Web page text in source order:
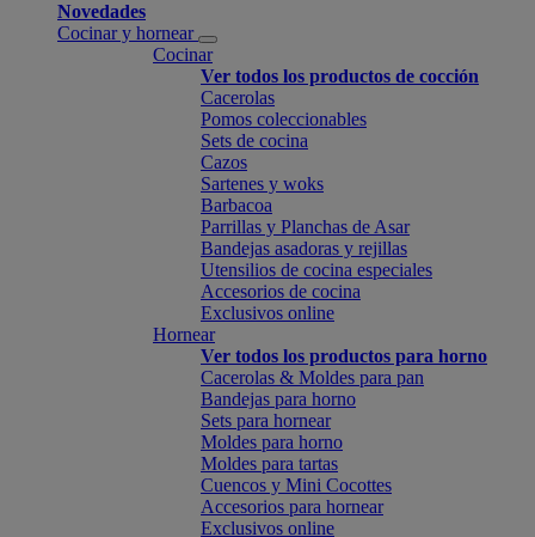
Novedades
Cocinar y hornear
Cocinar
Ver todos los productos de cocción
Cacerolas
Pomos coleccionables
Sets de cocina
Cazos
Sartenes y woks
Barbacoa
Parrillas y Planchas de Asar
Bandejas asadoras y rejillas
Utensilios de cocina especiales
Accesorios de cocina
Exclusivos online
Hornear
Ver todos los productos para horno
Cacerolas & Moldes para pan
Bandejas para horno
Sets para hornear
Moldes para horno
Moldes para tartas
Cuencos y Mini Cocottes
Accesorios para hornear
Exclusivos online